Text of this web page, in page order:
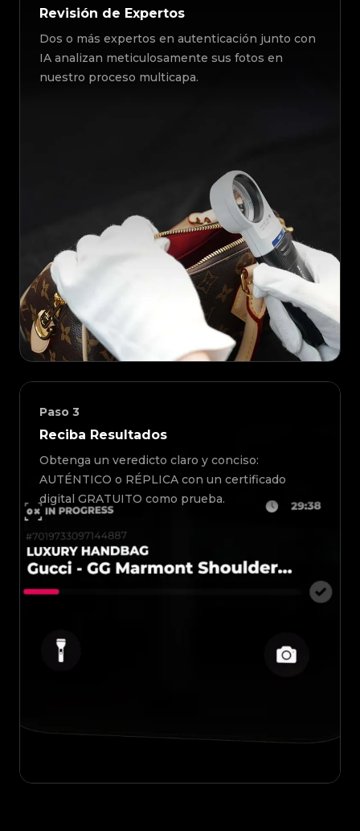
Revisión de Expertos
Dos o más expertos en autenticación junto con
IA analizan meticulosamente sus fotos en
nuestro proceso multicapa.
Paso 3
Reciba Resultados
Obtenga un veredicto claro y conciso:
AUTÉNTICO o RÉPLICA con un certificado
digital GRATUITO como prueba.